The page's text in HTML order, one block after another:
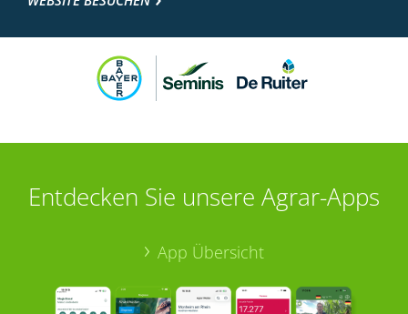
Entdecken Sie unsere Agrar-Apps
App Übersicht